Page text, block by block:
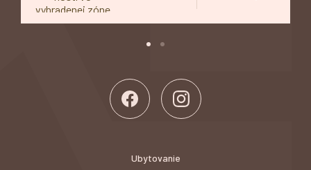
vyhradenej zóne
Ubytovanie